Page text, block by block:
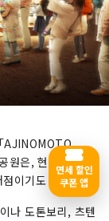
AJINOMOTO
원은, 현지민에게
이기도 합니다.
나 도톤보리, 츠텐
면세 할인
쿠폰 앱